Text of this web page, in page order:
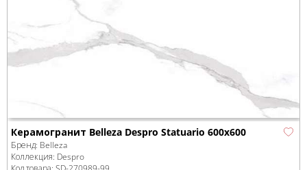
Керамогранит Belleza Despro Statuario 600x600
Бренд: Belleza
Коллекция: Despro